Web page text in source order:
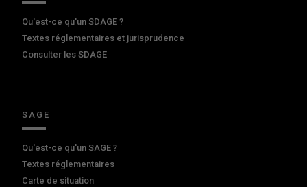
Qu'est-ce qu'un SDAGE ?
Textes réglementaires et jurisprudence
Consulter les SDAGE
SAGE
Qu'est-ce qu'un SAGE ?
Textes réglementaires
Carte de situation